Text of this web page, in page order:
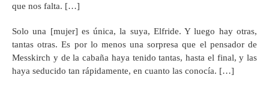
que nos falta. […]
Solo una [mujer] es única, la suya, Elfride. Y luego hay otras,
tantas otras. Es por lo menos una sorpresa que el pensador de
Messkirch y de la cabaña haya tenido tantas, hasta el final, y las
haya seducido tan rápidamente, en cuanto las conocía. […]